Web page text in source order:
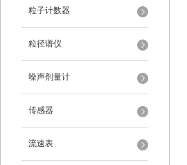
粒子计数器
粒径谱仪
噪声剂量计
传感器
流速表